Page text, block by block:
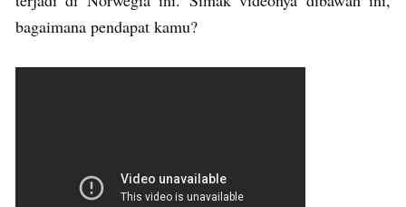
bagaimana pendapat kamu?